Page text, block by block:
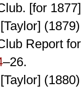
[for
Report
–26.